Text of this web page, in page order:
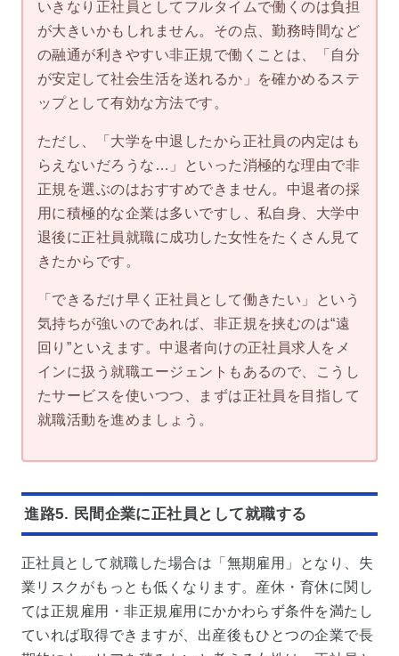
いきなり正社員としてフルタイムで働くのは負担
が大きいかもしれません。その点、勤務時間など
の融通が利きやすい非正規で働くことは、「自分
が安定して社会生活を送れるか」を確かめるステ
ップとして有効な方法です。
ただし、「大学を中退したから正社員の内定はも
らえないだろうな…」といった消極的な理由で非
正規を選ぶのはおすすめできません。中退者の採
用に積極的な企業は多いですし、私自身、大学中
退後に正社員就職に成功した女性をたくさん見て
きたからです。
「できるだけ早く正社員として働きたい」という
気持ちが強いのであれば、非正規を挟むのは“遠
回り”といえます。中退者向けの正社員求人をメ
インに扱う就職エージェントもあるので、こうし
たサービスを使いつつ、まずは正社員を目指して
就職活動を進めましょう。
進路5. 民間企業に正社員として就職する
正社員として就職した場合は「無期雇用」となり、失
業リスクがもっとも低くなります。産休・育休に関し
ては正規雇用・非正規雇用にかかわらず条件を満たし
ていれば取得できますが、出産後もひとつの企業で長